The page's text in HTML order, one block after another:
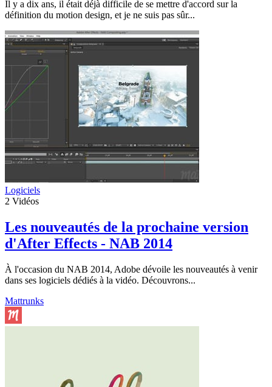
Il y a dix ans, il était déjà difficile de se mettre d'accord sur la
définition du motion design, et je ne suis pas sûr...
Logiciels
2 Vidéos
Les nouveautés de la prochaine version
d'After Effects - NAB 2014
À l'occasion du NAB 2014, Adobe dévoile les nouveautés à venir
dans ses logiciels dédiés à la vidéo. Découvrons...
Mattrunks